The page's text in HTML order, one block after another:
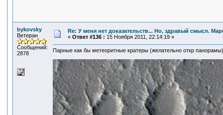
bykovsky
Ветеран
Сообщений:
2878
Re: У меня нет доказательств... Но, здравый смысл.
« Ответ #136 : 15 Ноября 2011, 22:14:19 »
Парные как бы метеоритные кратеры (желательно откр панорамы)